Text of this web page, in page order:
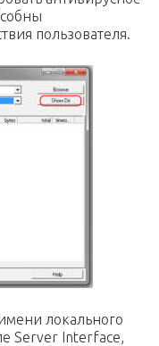
пользователя.
локального
Server Interface,